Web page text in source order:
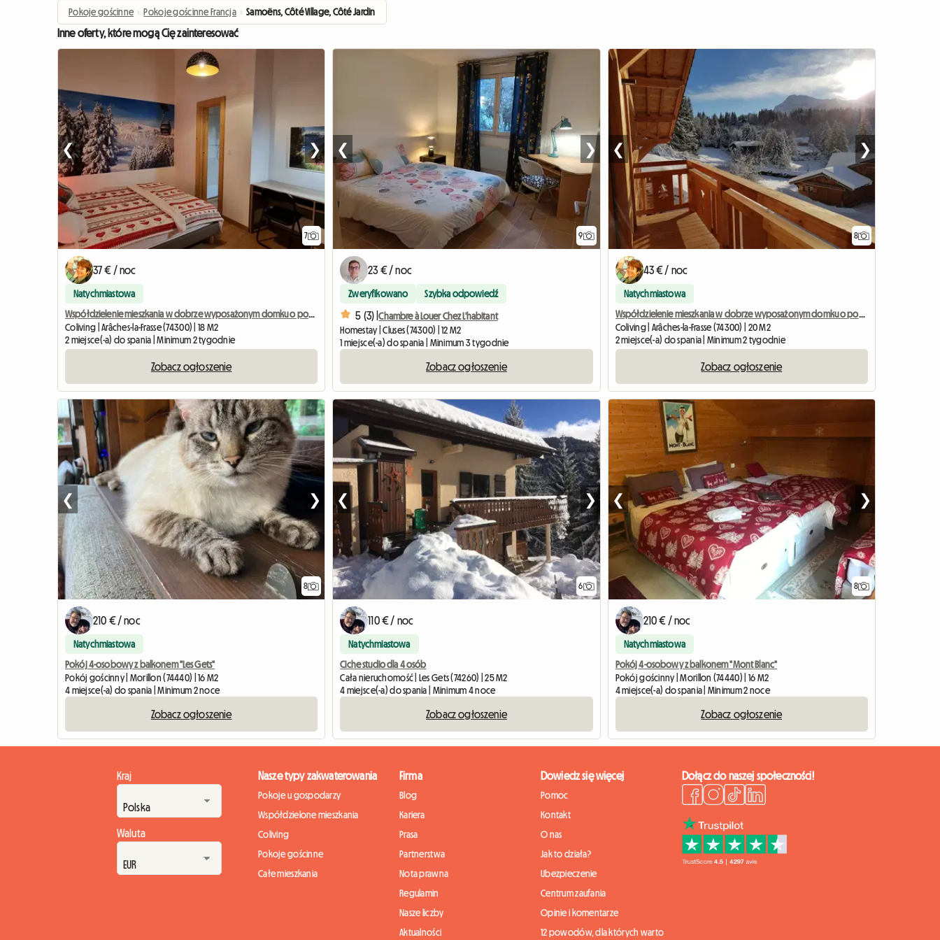
Pokoje gościnne › Pokoje gościnne Francja › Samoëns, Côté Village, Côté Jardin
Inne oferty, które mogą Cię zainteresować
7
❮ ❯
37 € / noc
Natychmiastowa
Współdzielenie mieszkania w dobrze wyposażonym domku o powierzchni 85 m2
Coliving | Arâches-la-Frasse (74300) | 18 M2
2 miejsce(-a) do spania | Minimum 2 tygodnie
Zobacz ogłoszenie
9
❮ ❯
23 € / noc
Zweryfikowano Szybka odpowiedź
5 (3) |Chambre à Louer Chez L'habitant
Homestay | Cluses (74300) | 12 M2
1 miejsce(-a) do spania | Minimum 3 tygodnie
Zobacz ogłoszenie
8
❮ ❯
43 € / noc
Natychmiastowa
Współdzielenie mieszkania w dobrze wyposażonym domku o powierzchni 85 m2
Coliving | Arâches-la-Frasse (74300) | 20 M2
2 miejsce(-a) do spania | Minimum 2 tygodnie
Zobacz ogłoszenie
8
❮ ❯
210 € / noc
Natychmiastowa
Pokój 4-osobowy z balkonem "Les Gets"
Pokój gościnny | Morillon (74440) | 16 M2
4 miejsce(-a) do spania | Minimum 2 noce
Zobacz ogłoszenie
6
❮ ❯
110 € / noc
Natychmiastowa
Ciche studio dla 4 osób
Cała nieruchomość | Les Gets (74260) | 25 M2
4 miejsce(-a) do spania | Minimum 4 noce
Zobacz ogłoszenie
8
❮ ❯
210 € / noc
Natychmiastowa
Pokój 4-osobowy z balkonem "Mont Blanc"
Pokój gościnny | Morillon (74440) | 16 M2
4 miejsce(-a) do spania | Minimum 2 noce
Zobacz ogłoszenie
Kraj
Waluta
Nasze typy zakwaterowania
Pokoje u gospodarzy
Współdzielone mieszkania
Coliving
Pokoje gościnne
Całe mieszkania
Firma
Blog
Kariera
Prasa
Partnerstwa
Nota prawna
Regulamin
Nasze liczby
Aktualności
Dowiedz się więcej
Pomoc
Kontakt
O nas
Jak to działa?
Ubezpieczenie
Centrum zaufania
Opinie i komentarze
12 powodów, dla których warto
Dołącz do naszej społeczności!